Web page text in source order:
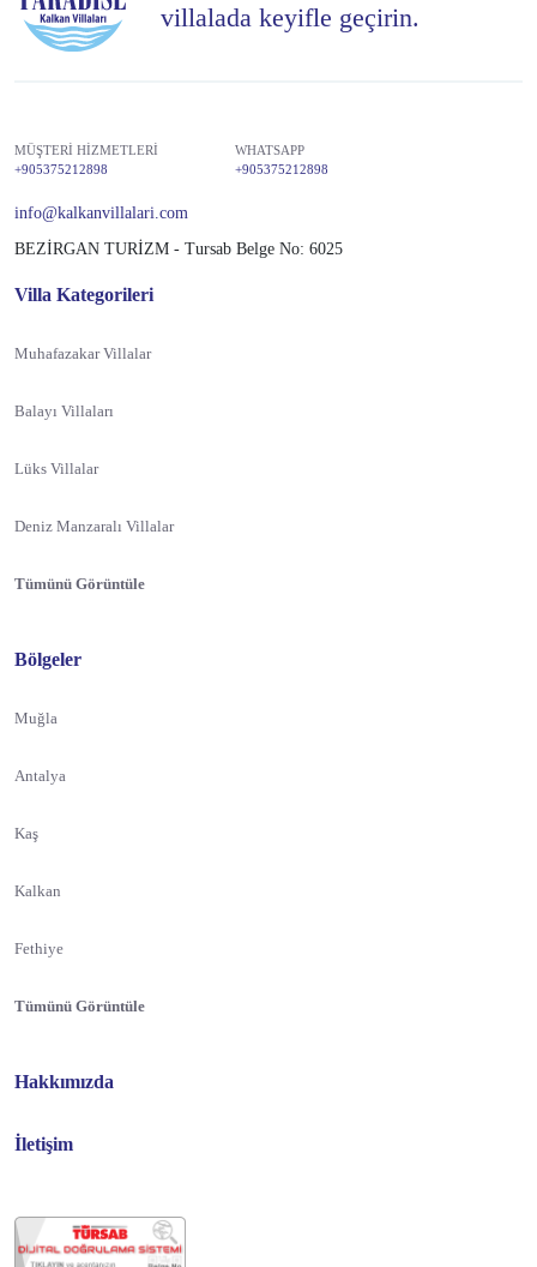
villalada keyifle geçirin.
MÜŞTERİ HİZMETLERİ
+905375212898
WHATSAPP
+905375212898
info@kalkanvillalari.com
BEZİRGAN TURİZM - Tursab Belge No: 6025
Villa Kategorileri
Muhafazakar Villalar
Balayı Villaları
Lüks Villalar
Deniz Manzaralı Villalar
Tümünü Görüntüle
Bölgeler
Muğla
Antalya
Kaş
Kalkan
Fethiye
Tümünü Görüntüle
Hakkımızda
İletişim